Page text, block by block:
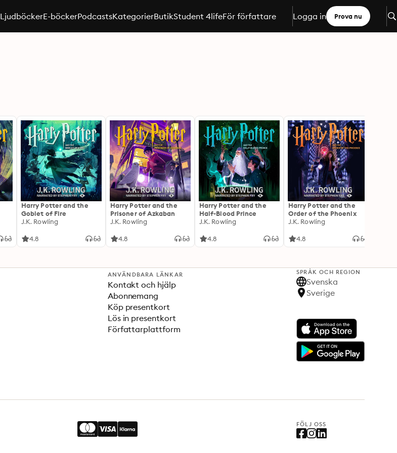
LjudböckerE-böckerPodcastsKategorierButikStudent 4lifeFör författare Logga in Prova nu
Harry Potter and the
Goblet of Fire
J.K. Rowling
4.8
Harry Potter and the
Prisoner of Azkaban
J.K. Rowling
4.8
Harry Potter and the
Half-Blood Prince
J.K. Rowling
4.8
Harry Potter and the
Order of the Phoenix
J.K. Rowling
4.8
ANVÄNDBARA LÄNKAR
Kontakt och hjälp
Abonnemang
Köp presentkort
Lös in presentkort
Författarplattform
SPRÅK OCH REGION
Svenska
Sverige
FÖLJ OSS